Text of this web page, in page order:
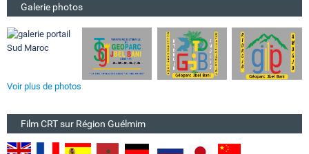
Galerie photos
Voir plus de photos
Film CRT sur Région Guélmim